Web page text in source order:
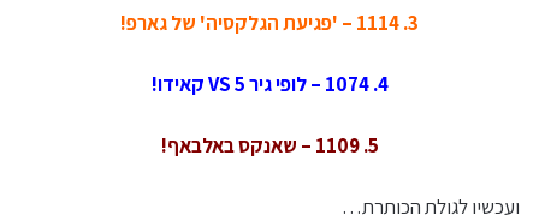
3. 1114 – 'פגיעת הגלקסיה' של גארפ!
4. 1074 – לופי גיר 5 VS קאידו!
5. 1109 – שאנקס באלבאף!
ועכשיו לגולת הכותרת…